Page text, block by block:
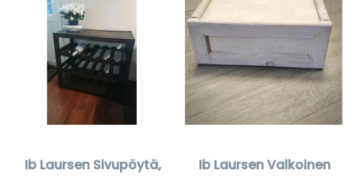
Ib Laursen Sivupöytä,
Ib LaursenValkoinen